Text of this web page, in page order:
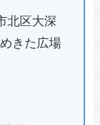
北区大深
きた広場